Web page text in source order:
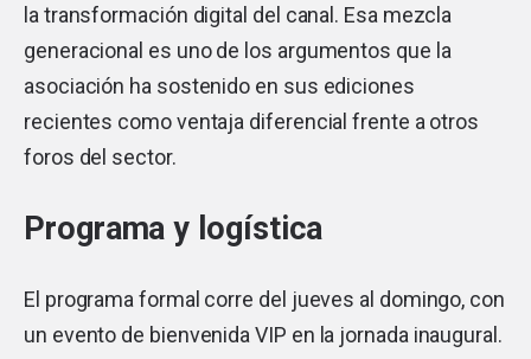
la transformación digital del canal. Esa mezcla
generacional es uno de los argumentos que la
asociación ha sostenido en sus ediciones
recientes como ventaja diferencial frente a otros
foros del sector.
Programa y logística
El programa formal corre del jueves al domingo, con
un evento de bienvenida VIP en la jornada inaugural.